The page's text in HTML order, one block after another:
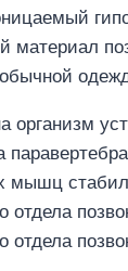
материал
организм
мышц
отдела
отдела